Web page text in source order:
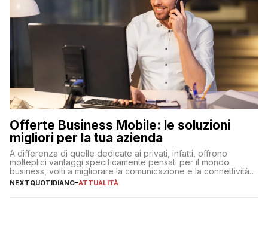
Offerte Business Mobile: le soluzioni
migliori per la tua azienda
A differenza di quelle dedicate ai privati, infatti, offrono
molteplici vantaggi specificamente pensati per il mondo
business, volti a migliorare la comunicazione e la connettività
degli utenti
NEXTQUOTIDIANO-ATTUALITÀ